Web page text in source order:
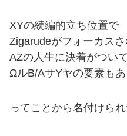
XYの続編的立ち位置で
Zigarudeがフォーカスさ
AZの人生に決着がついて
ΩルB/ΑサYヤの要素もあ
ってことから名付けら